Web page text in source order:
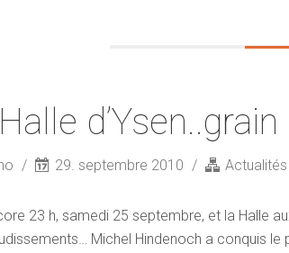
d’Ysen..grain
29. septembre 2010 Actualités
23 h, samedi 25 septembre, et la Halle
Michel Hindenoch a conquis